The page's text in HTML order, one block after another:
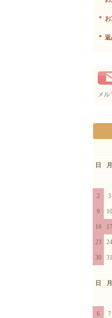
*
* 返
メル
日
月
2 3
9 10
16 17
23 24
30
31
日
月
6 7